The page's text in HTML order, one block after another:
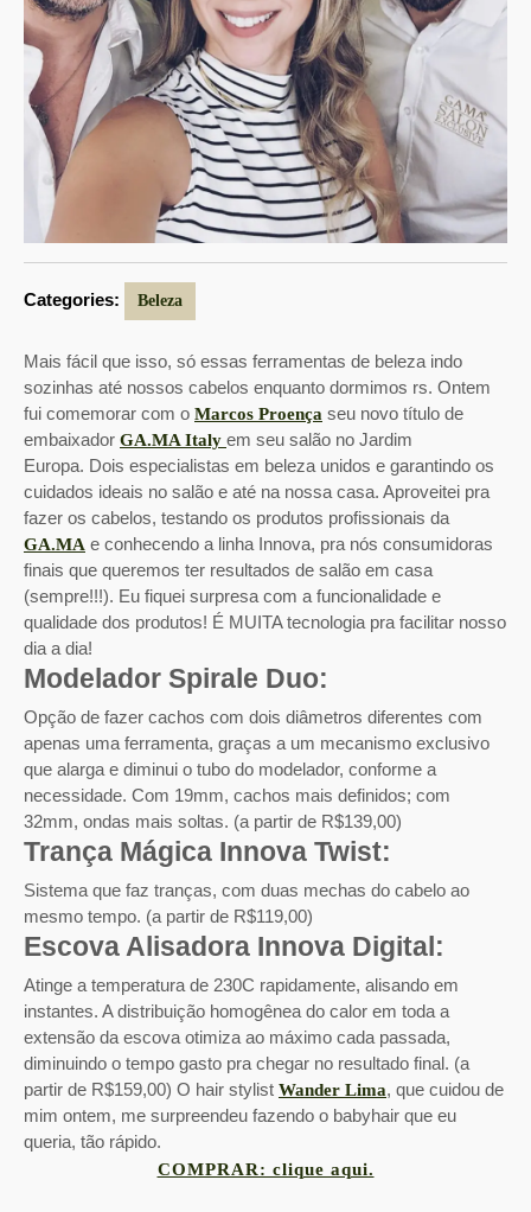
Categories: Beleza
Mais fácil que isso, só essas ferramentas de beleza indo
sozinhas até nossos cabelos enquanto dormimos rs. Ontem
fui comemorar com o Marcos Proença seu novo título de
embaixador GA.MA Italy em seu salão no Jardim
Europa. Dois especialistas em beleza unidos e garantindo os
cuidados ideais no salão e até na nossa casa. Aproveitei pra
fazer os cabelos, testando os produtos profissionais da
GA.MA e conhecendo a linha Innova, pra nós consumidoras
finais que queremos ter resultados de salão em casa
(sempre!!!). Eu fiquei surpresa com a funcionalidade e
qualidade dos produtos! É MUITA tecnologia pra facilitar nosso
dia a dia!
Modelador Spirale Duo:
Opção de fazer cachos com dois diâmetros diferentes com
apenas uma ferramenta, graças a um mecanismo exclusivo
que alarga e diminui o tubo do modelador, conforme a
necessidade. Com 19mm, cachos mais definidos; com
32mm, ondas mais soltas. (a partir de R$139,00)
Trança Mágica Innova Twist:
Sistema que faz tranças, com duas mechas do cabelo ao
mesmo tempo. (a partir de R$119,00)
Escova Alisadora Innova Digital:
Atinge a temperatura de 230C rapidamente, alisando em
instantes. A distribuição homogênea do calor em toda a
extensão da escova otimiza ao máximo cada passada,
diminuindo o tempo gasto pra chegar no resultado final. (a
partir de R$159,00) O hair stylist Wander Lima, que cuidou de
mim ontem, me surpreendeu fazendo o babyhair que eu
queria, tão rápido.
COMPRAR: clique aqui.